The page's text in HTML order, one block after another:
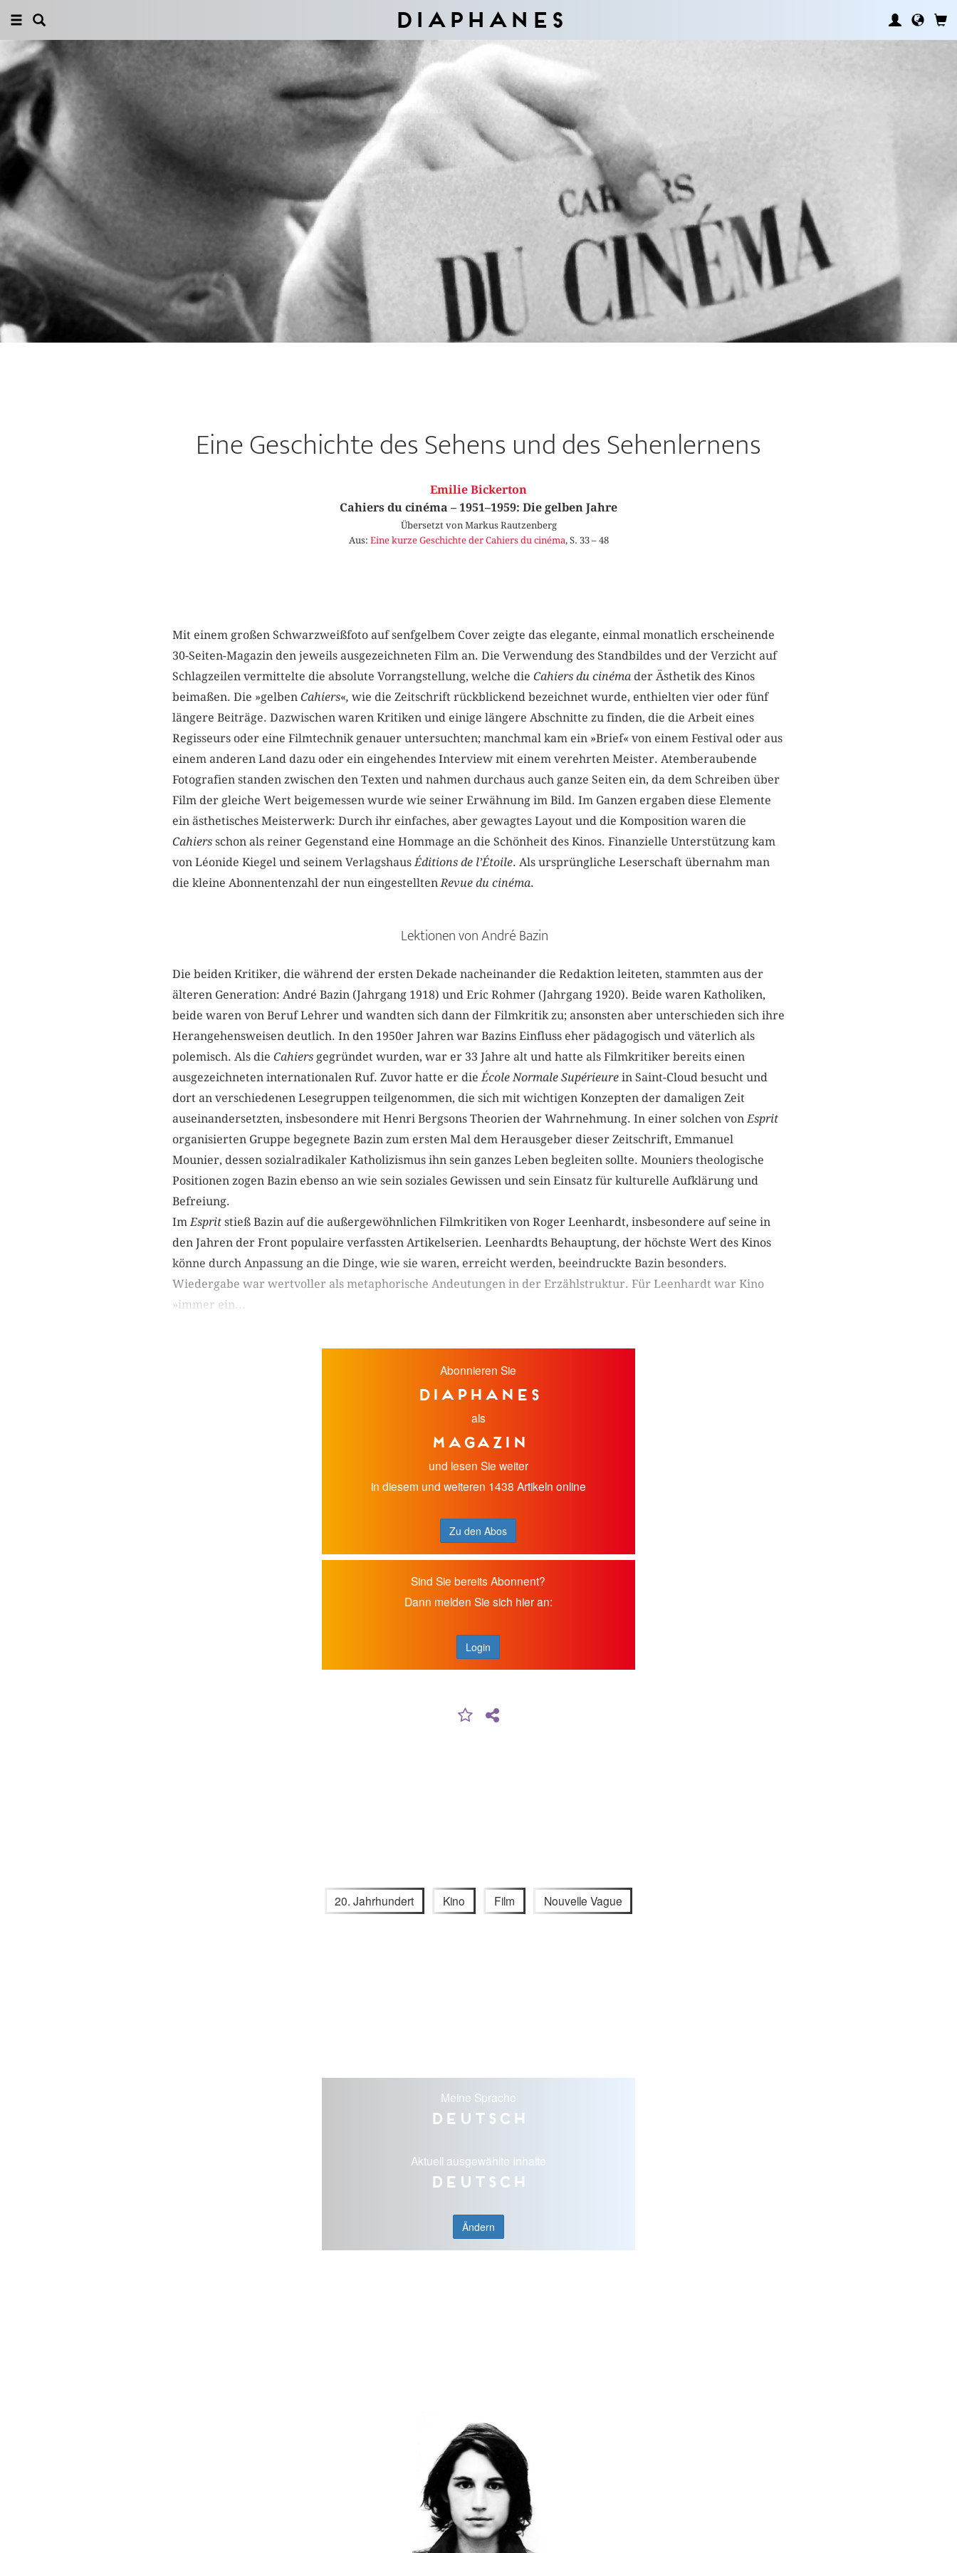
Diaphanes
Eine Geschichte des Sehens und des Sehenlernens
Emilie Bickerton
Cahiers du cinéma – 1951–1959: Die gelben Jahre
Übersetzt von Markus Rautzenberg
Aus: Eine kurze Geschichte der Cahiers du cinéma, S. 33 – 48
Mit einem großen Schwarzweißfoto auf senfgelbem Cover zeigte das elegante, einmal monatlich erscheinende
30-Seiten-Magazin den jeweils ausgezeichneten Film an. Die Verwendung des Standbildes und der Verzicht auf
Schlagzeilen vermittelte die absolute Vorrangstellung, welche die Cahiers du cinéma der Ästhetik des Kinos
beimaßen. Die »gelben Cahiers«, wie die Zeitschrift rückblickend bezeichnet wurde, enthielten vier oder fünf
längere Beiträge. Dazwischen waren Kritiken und einige längere Abschnitte zu finden, die die Arbeit eines
Regisseurs oder eine Filmtechnik genauer untersuchten; manchmal kam ein »Brief« von einem Festival oder aus
einem anderen Land dazu oder ein eingehendes Interview mit einem verehrten Meister. Atemberaubende
Fotografien standen zwischen den Texten und nahmen durchaus auch ganze Seiten ein, da dem Schreiben über
Film der gleiche Wert beigemessen wurde wie seiner Erwähnung im Bild. Im Ganzen ergaben diese Elemente
ein ästhetisches Meisterwerk: Durch ihr einfaches, aber gewagtes Layout und die Komposition waren die
Cahiersschon als reiner Gegenstand eine Hommage an die Schönheit des Kinos. Finanzielle Unterstützung kam
von Léonide Kiegel und seinem VerlagshausÉditions de l’Étoile. Als ursprüngliche Leserschaft übernahm man
die kleine Abonnentenzahl der nun eingestelltenRevue du cinéma.
Lektionen von André Bazin
Die beiden Kritiker, die während der ersten Dekade nacheinander die Redaktion leiteten, stammten aus der
älteren Generation: André Bazin (Jahrgang 1918) und Eric Rohmer (Jahrgang 1920). Beide waren Katholiken,
beide waren von Beruf Lehrer und wandten sich dann der Filmkritik zu; ansonsten aber unterschieden sich ihre
Herangehensweisen deutlich. In den 1950er Jahren war Bazins Einfluss eher pädagogisch und väterlich als
polemisch. Als die Cahiers gegründet wurden, war er 33 Jahre alt und hatte als Filmkritiker bereits einen
ausgezeichneten internationalen Ruf. Zuvor hatte er dieÉcole Normale Supérieurein Saint-Cloud besucht und
dort an verschiedenen Lesegruppen teilgenommen, die sich mit wichtigen Konzepten der damaligen Zeit
auseinandersetzten, insbesondere mit Henri Bergsons Theorien der Wahrnehmung. In einer solchen vonEsprit
organisierten Gruppe begegnete Bazin zum ersten Mal dem Herausgeber dieser Zeitschrift, Emmanuel
Mounier, dessen sozialradikaler Katholizismus ihn sein ganzes Leben begleiten sollte. Mouniers theologische
Positionen zogen Bazin ebenso an wie sein soziales Gewissen und sein Einsatz für kulturelle Aufklärung und
Befreiung.
ImEspritstieß Bazin auf die außergewöhnlichen Filmkritiken von Roger Leenhardt, insbesondere auf seine in
den Jahren der Front populaire verfassten Artikelserien. Leenhardts Behauptung, der höchste Wert des Kinos
könne durch Anpassung an die Dinge, wie sie waren, erreicht werden, beeindruckte Bazin besonders.
Wiedergabe war wertvoller als metaphorische Andeutungen in der Erzählstruktur. Für Leenhardt war Kino
»immer ein...
Abonnieren Sie
diaphanes
als
Magazin
und lesen Sie weiter
in diesem und weiteren 1438 Artikeln online
Zu den Abos
Sind Sie bereits Abonnent?
Dann melden Sie sich hier an:
Login
20. Jahrhundert Kino Film Nouvelle Vague
Meine Sprache
Deutsch
Aktuell ausgewählte Inhalte
Deutsch
Ändern